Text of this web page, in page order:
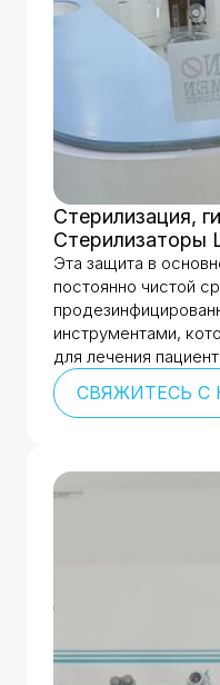
Стерилизация,
Стерилизаторы
Эта защита в
постоянно чистой
инструментами,
для лечения
СВЯЖИТЕСЬ С